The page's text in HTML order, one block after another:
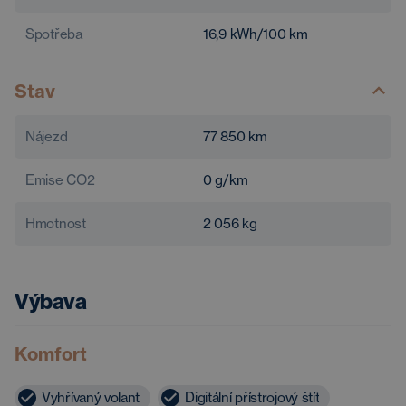
Spotřeba 16,9 kWh/100 km
Stav
Nájezd 77 850 km
Emise CO2 0 g/km
Hmotnost 2 056 kg
Výbava
Komfort
Vyhřívaný volant Digitální přístrojový štít